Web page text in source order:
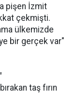
pişen İzmit
çekmişti.
ülkemizde
bir gerçek var"
taş fırın